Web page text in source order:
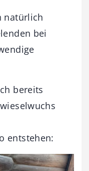
natürlich
bei
bereits
entstehen: